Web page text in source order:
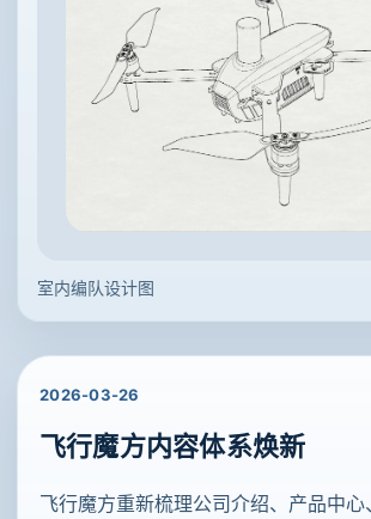
室内编队设计图
2026-03-26
飞行魔方内容体系焕新
飞行魔方重新梳理公司介绍、产品中心